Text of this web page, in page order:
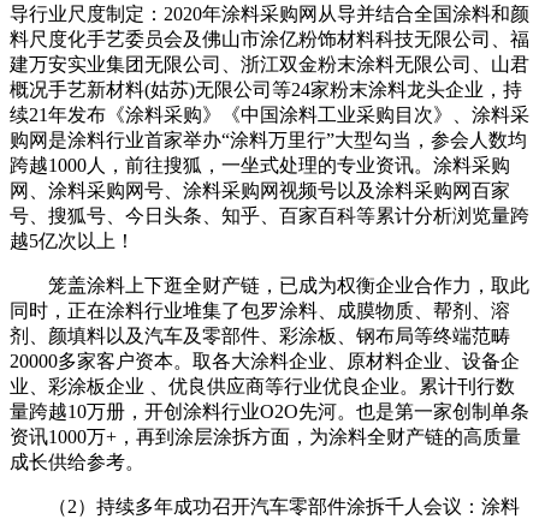
导行业尺度制定：2020年涂料采购网从导并结合全国涂料和颜
料尺度化手艺委员会及佛山市涂亿粉饰材料科技无限公司、福
建万安实业集团无限公司、浙江双金粉末涂料无限公司、山君
概况手艺新材料(姑苏)无限公司等24家粉末涂料龙头企业，持
续21年发布《涂料采购》《中国涂料工业采购目次》、涂料采
购网是涂料行业首家举办“涂料万里行”大型勾当，参会人数均
跨越1000人，前往搜狐，一坐式处理的专业资讯。涂料采购
网、涂料采购网号、涂料采购网视频号以及涂料采购网百家
号、搜狐号、今日头条、知乎、百家百科等累计分析浏览量跨
越5亿次以上！
笼盖涂料上下逛全财产链，已成为权衡企业合作力，取此
同时，正在涂料行业堆集了包罗涂料、成膜物质、帮剂、溶
剂、颜填料以及汽车及零部件、彩涂板、钢布局等终端范畴
20000多家客户资本。取各大涂料企业、原材料企业、设备企
业、彩涂板企业 、优良供应商等行业优良企业。累计刊行数
量跨越10万册，开创涂料行业O2O先河。也是第一家创制单条
资讯1000万+，再到涂层涂拆方面，为涂料全财产链的高质量
成长供给参考。
（2）持续多年成功召开汽车零部件涂拆千人会议：涂料